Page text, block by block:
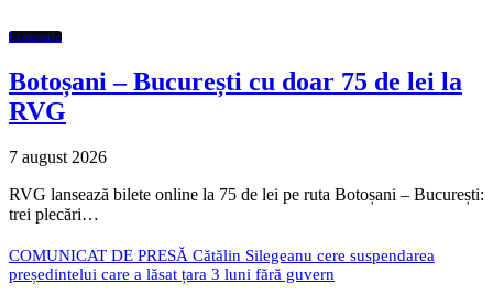
Economic
Botoșani – București cu doar 75 de lei la
RVG
7 august 2026
RVG lansează bilete online la 75 de lei pe ruta Botoșani – București:
trei plecări…
COMUNICAT DE PRESĂ Cătălin Silegeanu cere suspendarea
președintelui care a lăsat țara 3 luni fără guvern